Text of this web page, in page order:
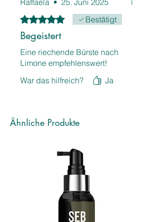
Raffaela • 25. Juni 2025
Mit 5 von 5 Sternen bewertet.
Bestätigt
Begeistert
Eine riechende Bürste nach
Limone empfehlenswert!
War das hilfreich?
Ja
Ähnliche Produkte